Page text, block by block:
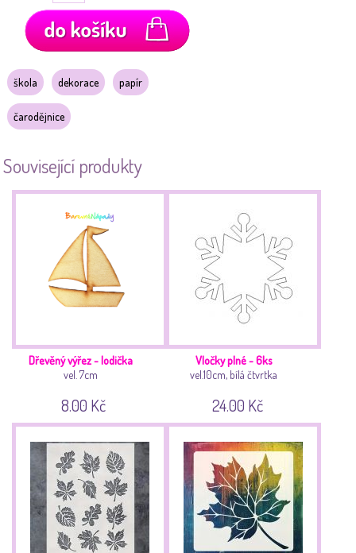
škola dekorace papír
čarodějnice
Související produkty
Dřevěný výřez - lodička
vel. 7cm
8.00 Kč
Vločky plné - 6ks
vel.10cm, bílá čtvrtka
24.00 Kč